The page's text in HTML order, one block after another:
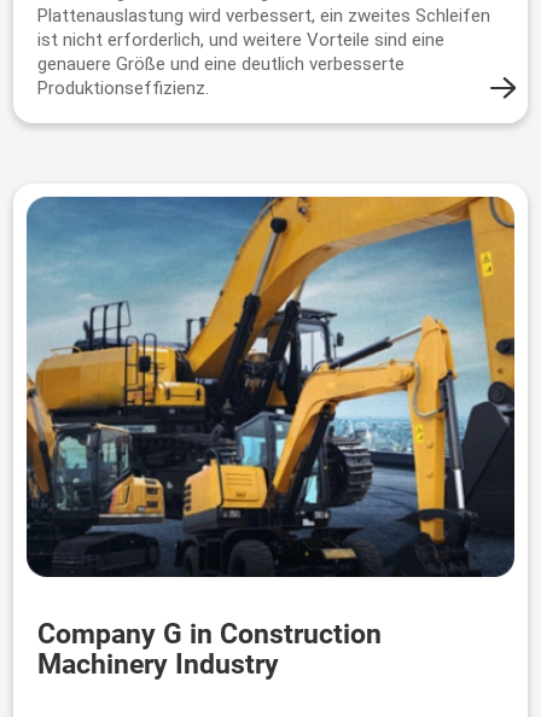
Plattenauslastung wird verbessert, ein zweites Schleifen
ist nicht erforderlich, und weitere Vorteile sind eine
genauere Größe und eine deutlich verbesserte
Produktionseffizienz.
Company G in Construction
Machinery Industry